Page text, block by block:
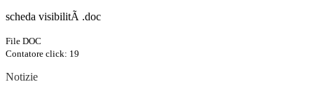
scheda visibilitÃ .doc
File DOC
Contatore click: 19
Notizie